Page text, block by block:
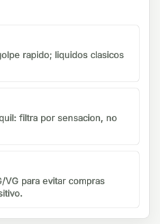
rapido; liquidos clasicos
filtra por sensacion, no
VG para evitar compras